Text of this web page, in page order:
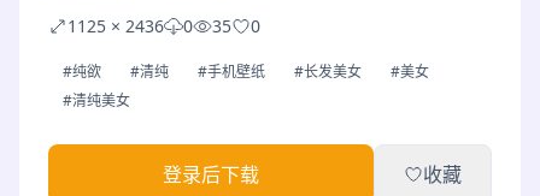
1125 × 2436 0 35 0
#纯欲 #清纯 #手机壁纸 #长发美女
#美女
#清纯美女
登录后下载 收藏